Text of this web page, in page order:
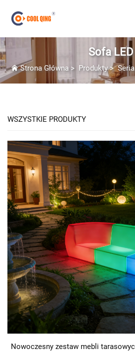
Sofa LED
Strona Główna> Produkty>
WSZYSTKIE PRODUKTY
Nowoczesny zestaw mebli